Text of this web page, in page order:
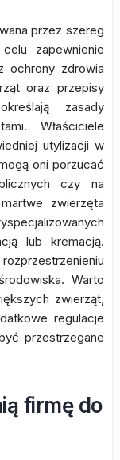
przez szereg
zapewnienie
ochrony zdrowia
oraz przepisy
zasady
Właściciele
utylizacji w
oni porzucać
czy na
zwierzęta
lub kremacją.
Warto
zwierząt,
regulacje
przestrzegane
firmę do